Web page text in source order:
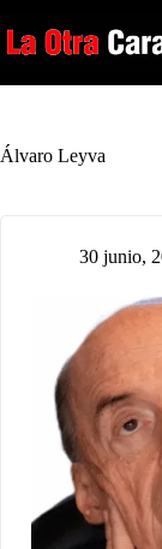
al
contenido
Álvaro Leyva
30 junio,